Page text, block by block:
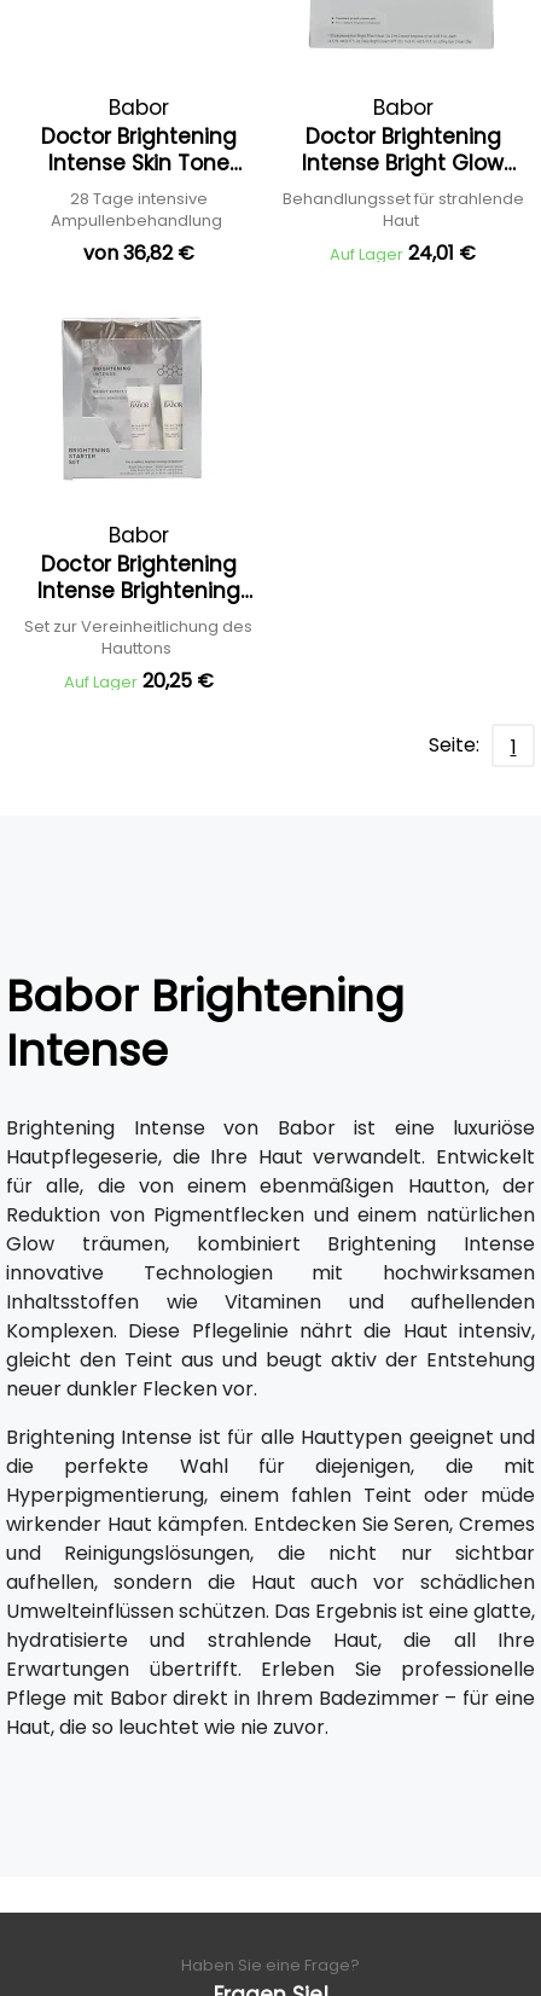
Babor
Doctor Brightening
Intense Skin Tone
Corrector Ampoule
28 Tage intensive
Ampullenbehandlung
von 36,82 €
Babor
Doctor Brightening
Intense Bright Glow
Treatment Kit
Behandlungsset für strahlende
Haut
Auf Lager 24,01 €
Babor
Doctor Brightening
Intense Brightening
Starter Set
Set zur Vereinheitlichung des
Hauttons
Auf Lager 20,25 €
Seite: 1
Babor Brightening
Intense
Brightening Intense von Babor ist eine luxuriöse
Hautpflegeserie, die Ihre Haut verwandelt. Entwickelt
für alle, die von einem ebenmäßigen Hautton, der
Reduktion von Pigmentflecken und einem natürlichen
Glow träumen, kombiniert Brightening Intense
innovative Technologien mit hochwirksamen
Inhaltsstoffen wie Vitaminen und aufhellenden
Komplexen. Diese Pflegelinie nährt die Haut intensiv,
gleicht den Teint aus und beugt aktiv der Entstehung
neuer dunkler Flecken vor.
Brightening Intense ist für alle Hauttypen geeignet und
die perfekte Wahl für diejenigen, die mit
Hyperpigmentierung, einem fahlen Teint oder müde
wirkender Haut kämpfen. Entdecken Sie Seren, Cremes
und Reinigungslösungen, die nicht nur sichtbar
aufhellen, sondern die Haut auch vor schädlichen
Umwelteinflüssen schützen. Das Ergebnis ist eine glatte,
hydratisierte und strahlende Haut, die all Ihre
Erwartungen übertrifft. Erleben Sie professionelle
Pflege mit Babor direkt in Ihrem Badezimmer – für eine
Haut, die so leuchtet wie nie zuvor.
Haben Sie eine Frage?